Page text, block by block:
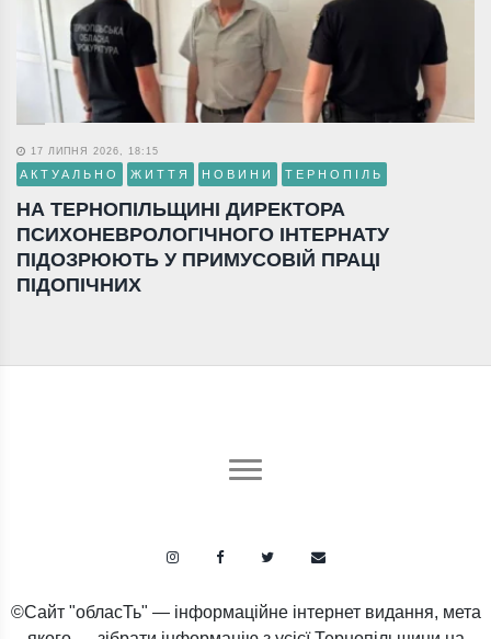
17 ЛИПНЯ 2026, 18:15
АКТУАЛЬНО ЖИТТЯ НОВИНИ ТЕРНОПІЛЬ
НА ТЕРНОПІЛЬЩИНІ ДИРЕКТОРА
ПСИХОНЕВРОЛОГІЧНОГО ІНТЕРНАТУ
ПІДОЗРЮЮТЬ У ПРИМУСОВІЙ ПРАЦІ
ПІДОПІЧНИХ
©Сайт "обласТь" — інформаційне інтернет видання, мета